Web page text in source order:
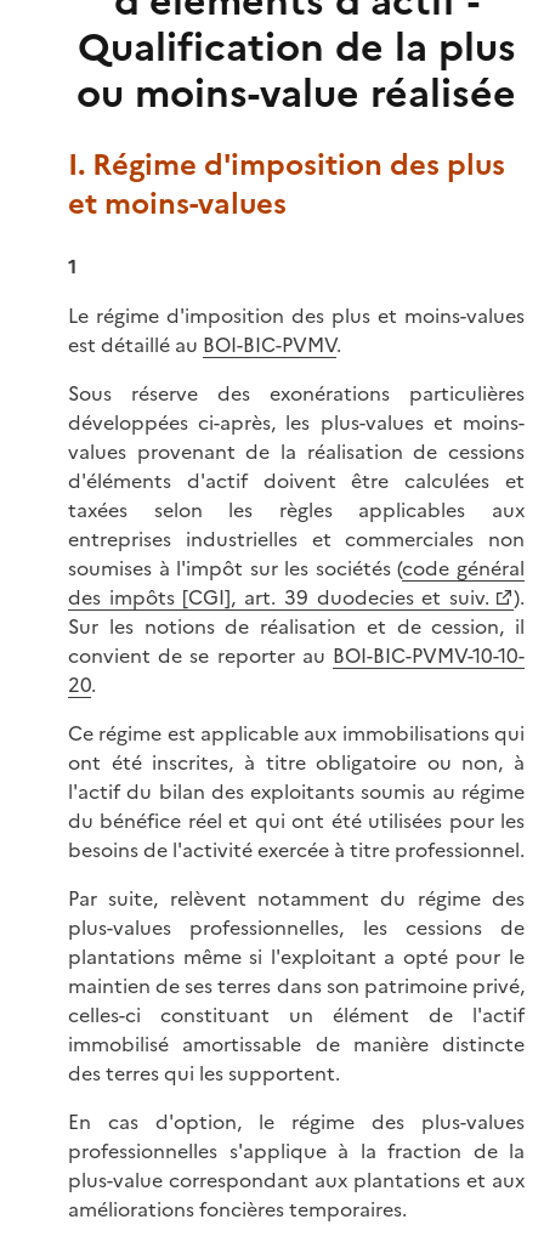
Qualification de la plus
ou moins-value réalisée
I. Régime d'imposition des plus
et moins-values
1
Le régime d'imposition des plus et moins-values
est détaillé au BOI-BIC-PVMV.
Sous réserve des exonérations particulières
développées ci-après, les plus-values et moins-
values provenant de la réalisation de cessions
d'éléments d'actif doivent être calculées et
taxées selon les règles applicables aux
entreprises industrielles et commerciales non
soumises à l'impôt sur les sociétés (code général
des impôts [CGI], art. 39 duodecies et suiv.
).
Sur les notions de réalisation et de cession, il
convient de se reporter au BOI-BIC-PVMV-10-10-
20.
Ce régime est applicable aux immobilisations qui
ont été inscrites, à titre obligatoire ou non, à
l'actif du bilan des exploitants soumis au régime
du bénéfice réel et qui ont été utilisées pour les
besoins de l'activité exercée à titre professionnel.
Par suite, relèvent notamment du régime des
plus-values professionnelles, les cessions de
plantations même si l'exploitant a opté pour le
maintien de ses terres dans son patrimoine privé,
celles-ci constituant un élément de l'actif
immobilisé amortissable de manière distincte
des terres qui les supportent.
En cas d'option, le régime des plus-values
professionnelles s'applique à la fraction de la
plus-value correspondant aux plantations et aux
améliorations foncières temporaires.